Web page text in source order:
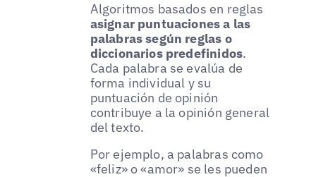
Algoritmos basados en reglas
asignar puntuaciones a las
palabras según reglas o
diccionarios predefinidos.
Cada palabra se evalúa de
forma individual y su
puntuación de opinión
contribuye a la opinión general
del texto.
Por ejemplo, a palabras como
«feliz» o «amor» se les pueden